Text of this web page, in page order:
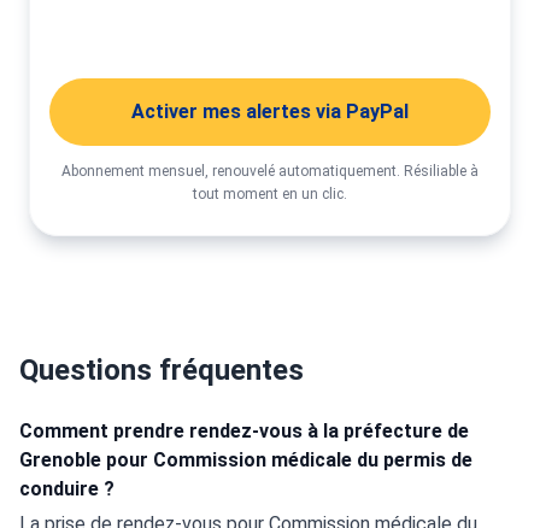
Activer mes alertes via PayPal
Abonnement mensuel, renouvelé automatiquement. Résiliable à
tout moment en un clic.
Questions fréquentes
Comment prendre rendez-vous à la préfecture de
Grenoble pour Commission médicale du permis de
conduire ?